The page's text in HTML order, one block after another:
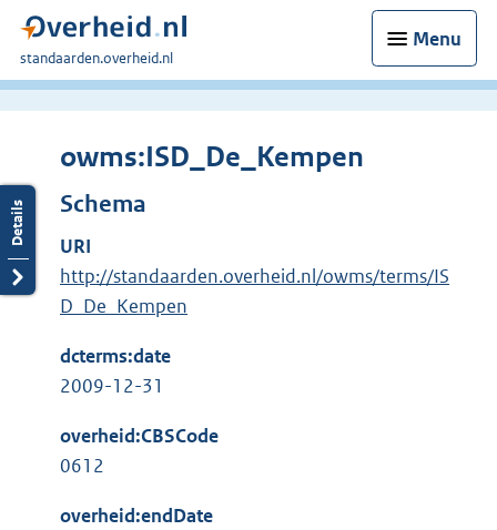
Menu
U
bent
standaarden.overheid.nl
owms:ISD_De_Kempen
Schema
URI
http://standaarden.overheid.nl/owms/terms/IS
D_De_Kempen
dcterms:date
2009-12-31
overheid:CBSCode
0612
overheid:endDate